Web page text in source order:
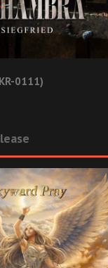
0111)